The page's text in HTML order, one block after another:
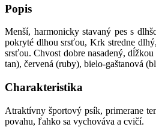
Popis
Menší, harmonicky stavaný pes s
pokryté dlhou srsťou, Krk stredne
srsťou. Chvost dobre nasadený,
tan), červená (ruby), bielo-gaštanová
Charakteristika
Atraktívny športový psík, primerane
povahu, ľahko sa vychováva a cvičí.